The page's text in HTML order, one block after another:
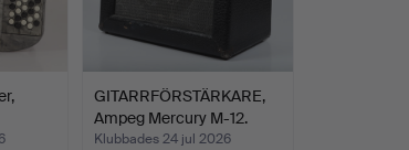
GITARRFÖRSTÄRKARE,
Ampeg Mercury M-12.
Klubbades 24 jul 2026